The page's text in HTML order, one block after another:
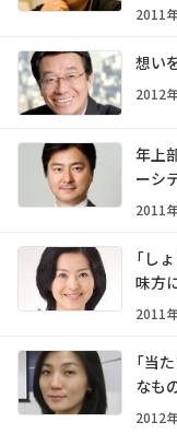
2011
想い
2012
年上
ーシ
2011
「し
味方
2011
「当
なも
2012